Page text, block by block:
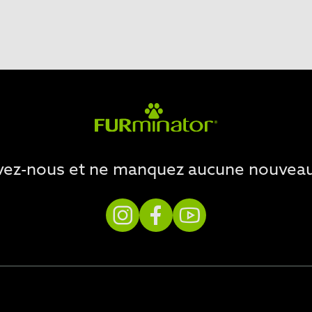
nous et ne manquez aucune